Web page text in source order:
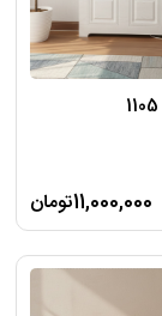
11,000,000تومان